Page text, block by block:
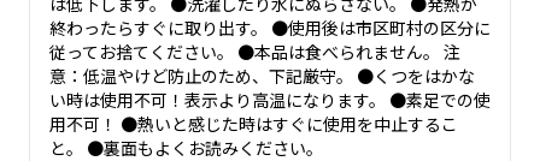
終わったらすぐに取り出す。 ●使用後は市区町村の区分に
従ってお捨てください。 ●本品は食べられません。 注
意：低温やけど防止のため、下記厳守。 ●くつをはかな
い時は使用不可！表示より高温になります。 ●素足での使
用不可！ ●熱いと感じた時はすぐに使用を中止するこ
と。 ●裏面もよくお読みください。